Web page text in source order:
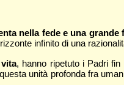
nella fede e una
infinito di una
, hanno ripetuto i Padri
unità profonda fra